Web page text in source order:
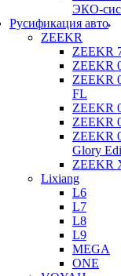
ЭКО-
Русификация авто
ZEEKR
ZEEKR
ZEEKR
ZEEKR
FL
ZEEKR
ZEEKR
ZEEKR
Glory
ZEEKR
Lixiang
L6
L7
L8
L9
MEGA
ONE